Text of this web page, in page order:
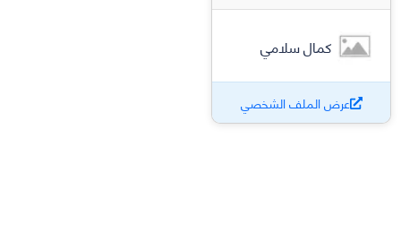
كمال سلامي
عرض الملف الشخصي